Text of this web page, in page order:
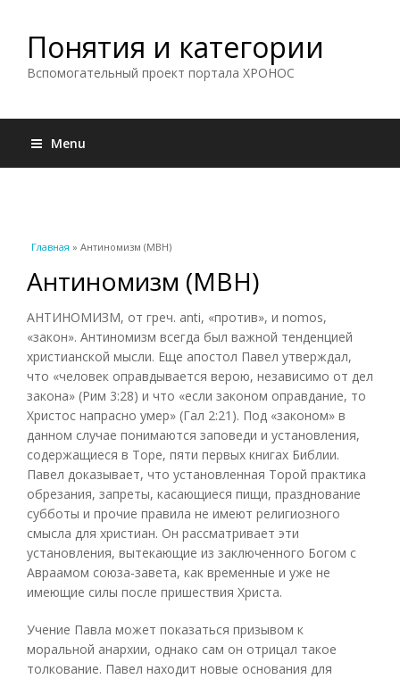
Понятия и категории
Вспомогательный проект портала ХРОНОС
Menu
Вы здесь
Главная » Антиномизм (МВН)
Антиномизм (МВН)
АНТИНОМИЗМ, от греч. anti, «против», и nomos,
«закон». Антиномизм всегда был важной тенденцией
христианской мысли. Еще апостол Павел утверждал,
что «человек оправдывается верою, независимо от дел
закона» (Рим 3:28) и что «если законом оправдание, то
Христос напрасно умер» (Гал 2:21). Под «законом» в
данном случае понимаются заповеди и установления,
содержащиеся в Торе, пяти первых книгах Библии.
Павел доказывает, что установленная Торой практика
обрезания, запреты, касающиеся пищи, празднование
субботы и прочие правила не имеют религиозного
смысла для христиан. Он рассматривает эти
установления, вытекающие из заключенного Богом с
Авраамом союза-завета, как временные и уже не
имеющие силы после пришествия Христа.
Учение Павла может показаться призывом к
моральной анархии, однако сам он отрицал такое
толкование. Павел находит новые основания для